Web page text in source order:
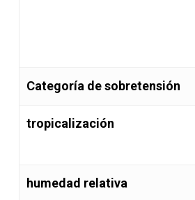
Categoría de sobretensión
tropicalización
humedad relativa